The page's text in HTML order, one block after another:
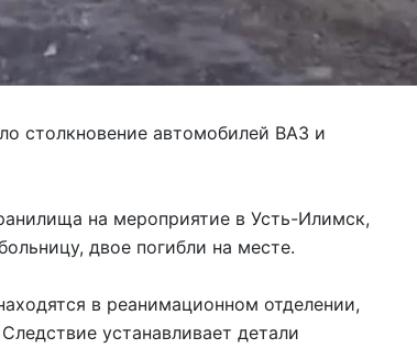
столкновение автомобилей ВАЗ и
на мероприятие в Усть-Илимск,
двое погибли на месте.
в реанимационном отделении,
устанавливает детали